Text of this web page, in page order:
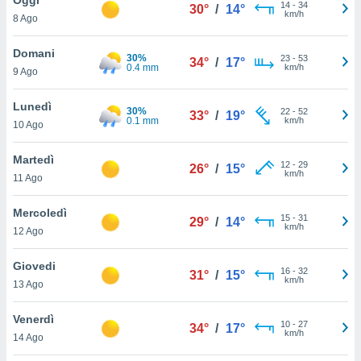
è
al sito
di
ci
di
il
un
la
nella
8 Ago
30° / 14° 14- 34
km/h
Domani
9 Ago
30%
0.4 mm
34° / 17° 23- 53
km/h
Lunedì
10 Ago
30%
0.1 mm
33° / 19° 22- 52
km/h
Martedì
11 Ago
26° / 15° 12- 29
km/h
Mercoledì
12 Ago
29° / 14° 15- 31
km/h
Giovedi
13 Ago
31° / 15° 16- 32
km/h
Venerdì
14 Ago
34° / 17° 10- 27
km/h